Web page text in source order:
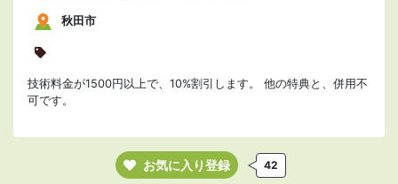
秋田市
技術料金が1500円以上で、10%割引します。 他の特典と、併用不
可です。
お気に入り登録 42